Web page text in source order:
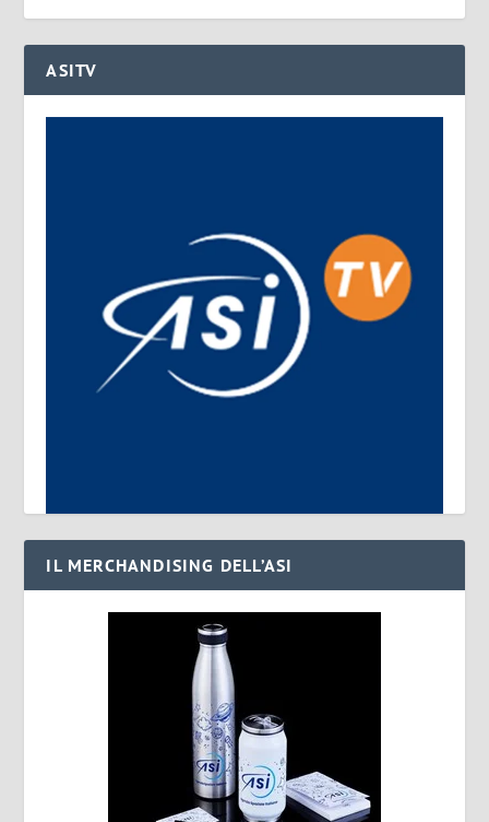
ASITV
IL MERCHANDISING DELL’ASI